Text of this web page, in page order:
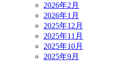
2026年2月
2026年1月
2025年12月
2025年11月
2025年10月
2025年9月